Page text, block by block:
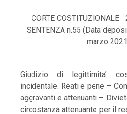
CORTE
SENTENZA n.55 (Data
marzo
Giudizio di legittimita’
incidentale. Reati e pene –
aggravanti e attenuanti –
circostanza attenuante per il